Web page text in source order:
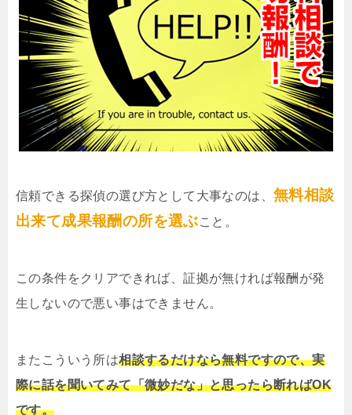
信頼できる探偵の選び方として大事なのは、 無料相談
出来て成果報酬の所を選ぶこと。
この条件をクリアできれば、証拠が無ければ報酬が発
生しないので悪い事はできません。
またこういう所は相談するだけなら無料ですので、実
際に話を聞いてみて「微妙だな」と思ったら断ればOK
です。